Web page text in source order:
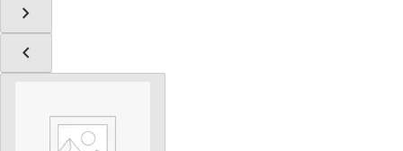
chevron_right
chevron_left